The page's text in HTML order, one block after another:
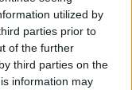
utilized by
parties prior to
of the further
third parties on the
information may